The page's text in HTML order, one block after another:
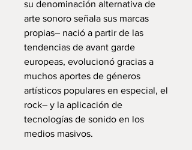
su denominación alternativa de
arte sonoro señala sus marcas
propias– nació a partir de las
tendencias de avant garde
europeas, evolucionó gracias a
muchos aportes de géneros
artísticos populares en especial, el
rock– y la aplicación de
tecnologías de sonido en los
medios masivos.